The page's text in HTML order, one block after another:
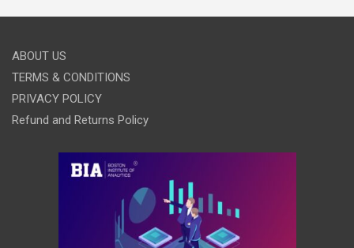
ABOUT US
TERMS & CONDITIONS
PRIVACY POLICY
Refund and Returns Policy